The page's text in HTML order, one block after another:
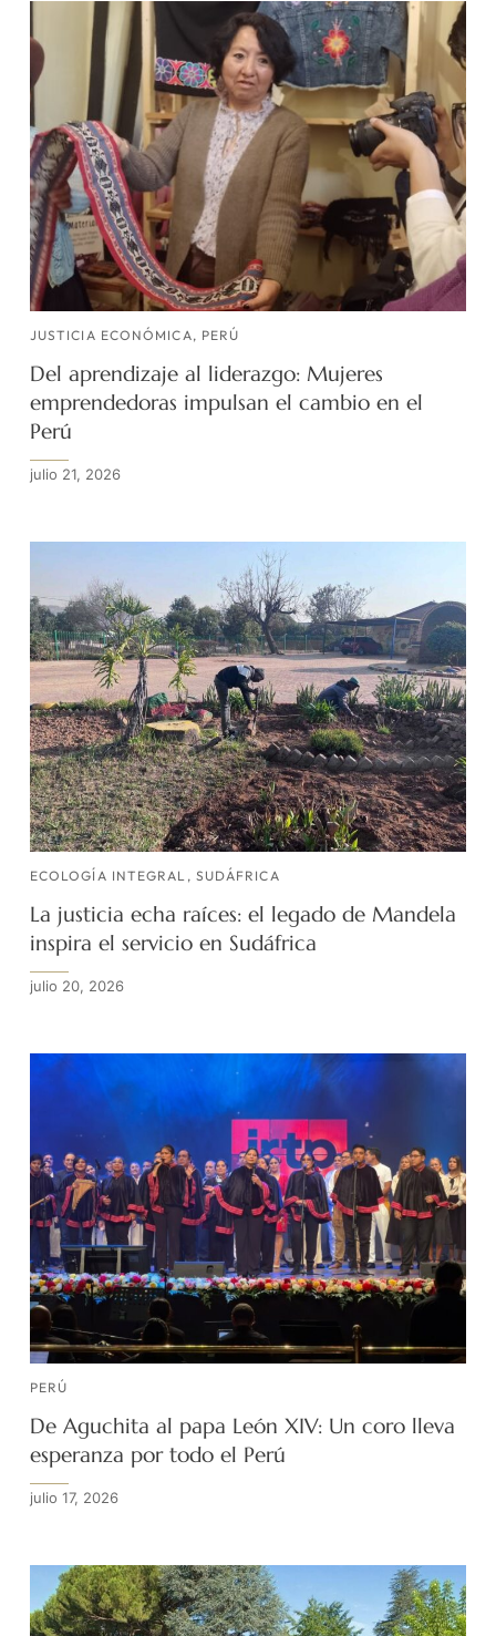
JUSTICIA ECONÓMICA, PERÚ
Del aprendizaje al liderazgo: Mujeres
emprendedoras impulsan el cambio en el
Perú
julio 21, 2026
ECOLOGÍA INTEGRAL , SUDÁFRICA
La justicia echa raíces: el legado de Mandela
inspira el servicio en Sudáfrica
julio 20, 2026
PERÚ
De Aguchita al papa León XIV: Un coro lleva
esperanza por todo el Perú
julio 17, 2026